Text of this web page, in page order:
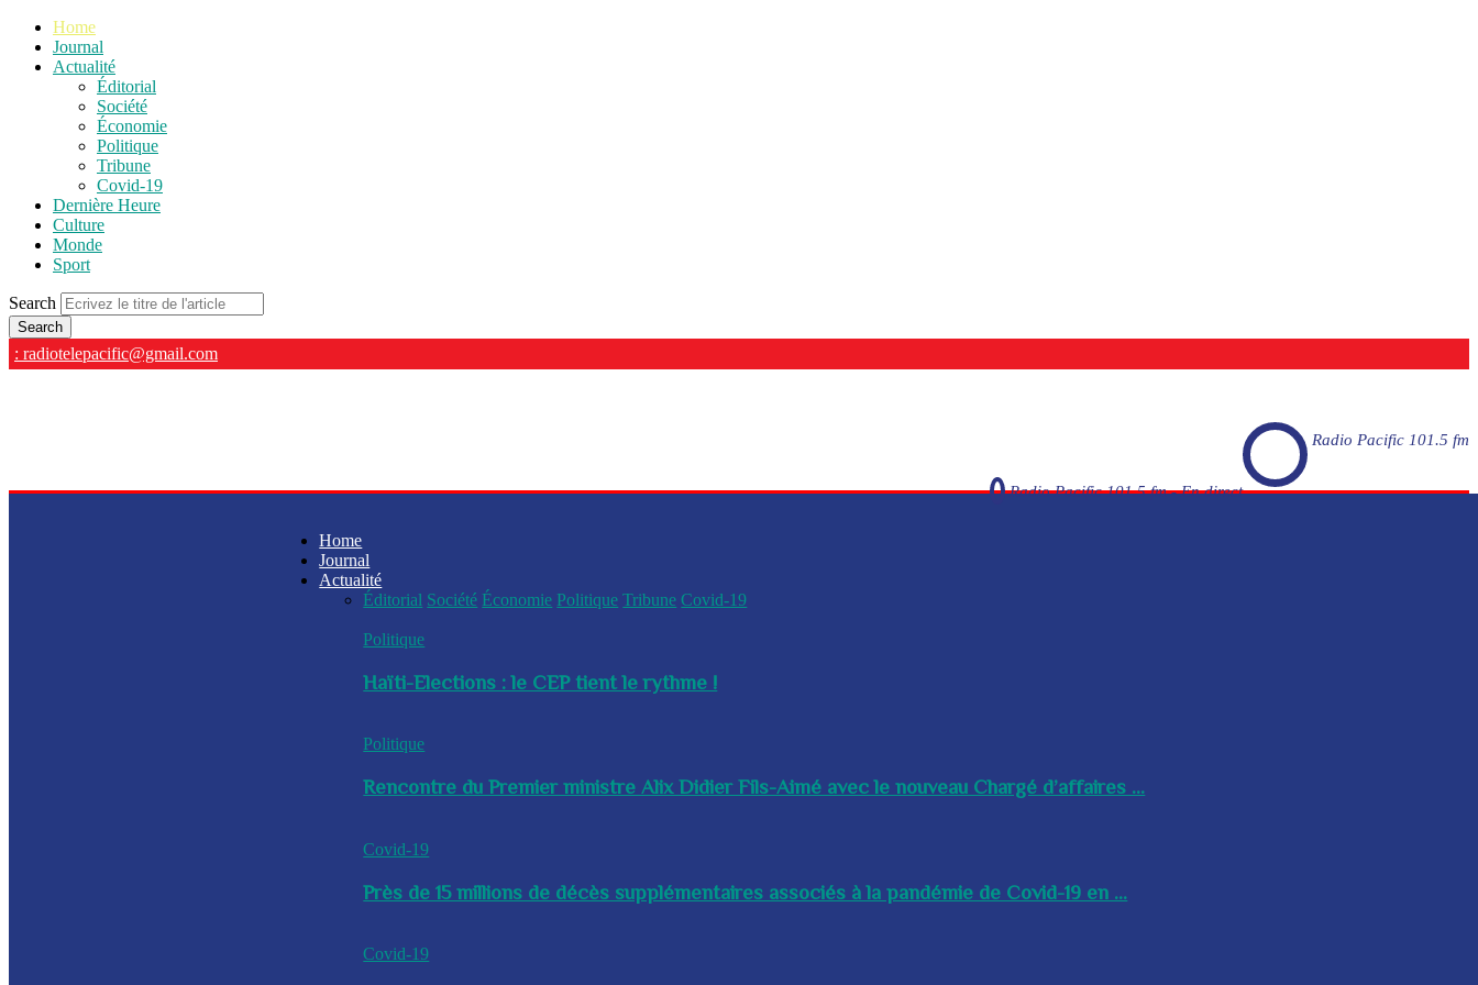
Home
Journal
Actualité
Éditorial
Société
Économie
Politique
Tribune
Covid-19
Dernière Heure
Culture
Monde
Sport
Search
: radiotelepacific@gmail.com
Radio Pacific 101.5 fm
Radio Pacific 101.5 fm - En direct
Home
Journal
Actualité
Éditorial Société Économie Politique Tribune Covid-19
Politique
Haïti-Elections : le CEP tient le rythme !
Politique
Rencontre du Premier ministre Alix Didier Fils-Aimé avec le nouveau Chargé d’affaires ...
Covid-19
Près de 15 millions de décès supplémentaires associés à la pandémie de Covid-19 en ...
Covid-19